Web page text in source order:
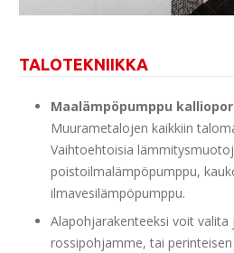
TALOTEKNIIKKA
Maalämpöpumppu
Muurametalojen kaikkiin
Vaihtoehtoisia
poistoilmalämpöpumppu,
ilmavesilämpöpumppu.
Alapohjarakenteeksi voit
rossipohjamme, tai